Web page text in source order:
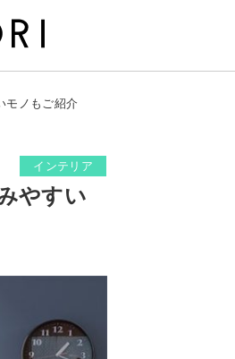
モノもご紹介
インテリア
やすい